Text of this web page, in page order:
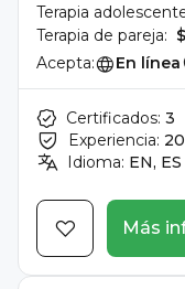
Terapia
Terapia de pareja:
Acepta:
En línea
Certificados: 3
Experiencia:
Idioma: EN, ES
Más